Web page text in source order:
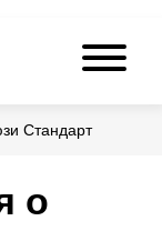
Стандарт
о